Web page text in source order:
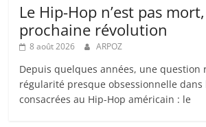
Le Hip-Hop n’est pas
prochaine révolution
8 août 2026 ARPOZ
Depuis quelques années, une question
régularité presque obsessionnelle dans
consacrées au Hip-Hop américain : le